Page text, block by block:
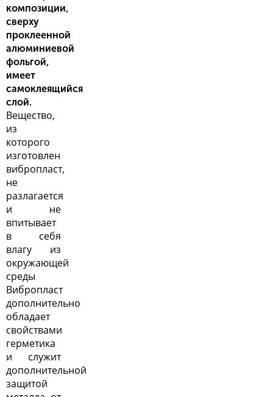
композиции,
сверху
проклеенной
алюминиевой
фольгой,
имеет
самоклеящийся
слой.
Вещество,
из
которого
изготовлен
вибропласт,
не
разлагается
и не
впитывает
в себя
влагу из
окружающей
среды
Вибропласт
дополнительно
обладает
свойствами
герметика
и служит
дополнительной
защитой